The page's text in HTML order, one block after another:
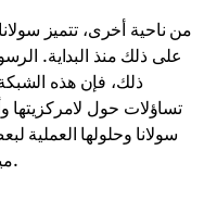
من ناحية أخرى، تتميز
على ذلك منذ البداية.
ذلك، فإن هذه
تساؤلات حول لامركزيتها
سولانا وحلولها العملية
ميزة وفرصة لتتصدر في المدى الطويل.